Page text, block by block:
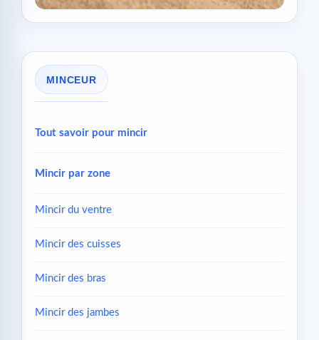
MINCEUR
Tout savoir pour mincir
Mincir par zone
Mincir du ventre
Mincir des cuisses
Mincir des bras
Mincir des jambes